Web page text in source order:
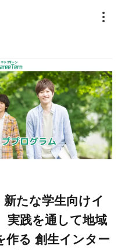
たな学生向けイ
実践を通して地域
作る 創生インター